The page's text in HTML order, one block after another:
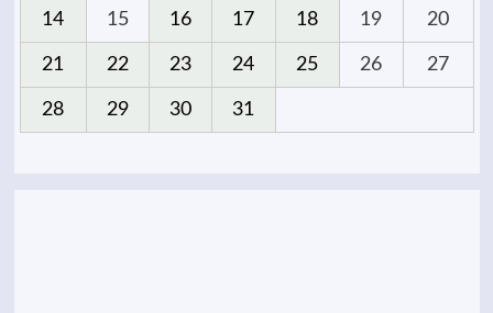
14 15 16 17 18 19 20
21 22 23 24 25 26 27
28 29 30 31